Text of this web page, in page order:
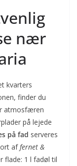
nær
kvarters
finder du
atmosfæren
på lejede
på fad serveres
affernet &
flade: 1 l fadøl til